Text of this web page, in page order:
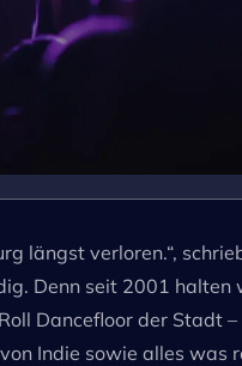
längst verloren.“,
Denn seit 2001
Dancefloor der Stadt
Indie sowie alles was